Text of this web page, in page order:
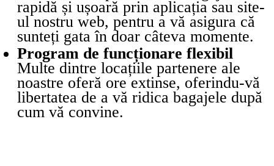
rapidă și ușoară prin aplicația sau site-
ul nostru web, pentru a vă asigura că
sunteți gata în doar câteva momente.
Program de funcționare flexibil
Multe dintre locațiile partenere ale
noastre oferă ore extinse, oferindu-vă
libertatea de a vă ridica bagajele după
cum vă convine.